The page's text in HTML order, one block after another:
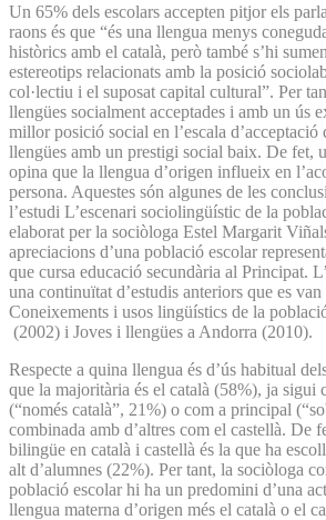
Un 65% dels escolars accepten pitjor els
raons és que “és una llengua menys
històrics amb el català, però també s’hi
estereotips relacionats amb la posició
col·lectiu i el suposat capital cultural”. Per
llengües socialment acceptades i amb un ús
millor posició social en l’escala d’acceptació
llengües amb un prestigi social baix. De fet,
opina que la llengua d’origen influeix en
persona. Aquestes són algunes de les
l’estudi L’escenari sociolingüístic de la
elaborat per la sociòloga Estel Margarit
apreciacions d’una població escolar
que cursa educació secundària al Principat.
una continuïtat d’estudis anteriors que es
Coneixements i usos lingüístics de la
(2002) i Joves i llengües a Andorra (2010).
Respecte a quina llengua és d’ús habitual
que la majoritària és el català (58%), ja sigui
(“només català”, 21%) o com a principal
combinada amb d’altres com el castellà. De
bilingüe en català i castellà és la que ha
alt d’alumnes (22%). Per tant, la sociòloga
població escolar hi ha un predomini d’una
llengua materna d’origen més el català o el